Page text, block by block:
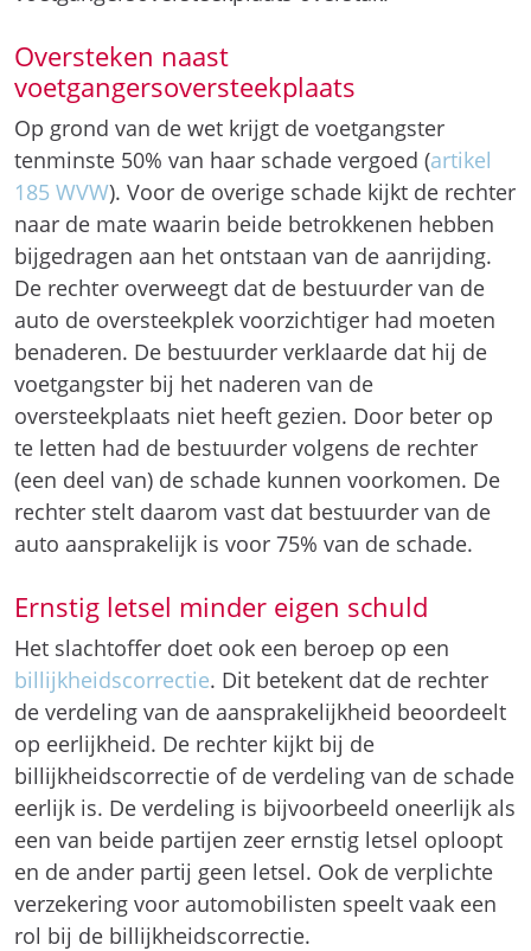
Oversteken naast
voetgangersoversteekplaats
Op grond van de wet krijgt de voetgangster
tenminste 50% van haar schade vergoed (artikel
185 WVW). Voor de overige schade kijkt de rechter
naar de mate waarin beide betrokkenen hebben
bijgedragen aan het ontstaan van de aanrijding.
De rechter overweegt dat de bestuurder van de
auto de oversteekplek voorzichtiger had moeten
benaderen. De bestuurder verklaarde dat hij de
voetgangster bij het naderen van de
oversteekplaats niet heeft gezien. Door beter op
te letten had de bestuurder volgens de rechter
(een deel van) de schade kunnen voorkomen. De
rechter stelt daarom vast dat bestuurder van de
auto aansprakelijk is voor 75% van de schade.
Ernstig letsel minder eigen schuld
Het slachtoffer doet ook een beroep op een
billijkheidscorrectie. Dit betekent dat de rechter
de verdeling van de aansprakelijkheid beoordeelt
op eerlijkheid. De rechter kijkt bij de
billijkheidscorrectie of de verdeling van de schade
eerlijk is. De verdeling is bijvoorbeeld oneerlijk als
een van beide partijen zeer ernstig letsel oploopt
en de ander partij geen letsel. Ook de verplichte
verzekering voor automobilisten speelt vaak een
rol bij de billijkheidscorrectie.